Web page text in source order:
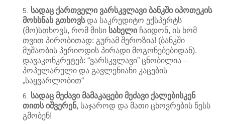
სადაც ქართველი ვარსკვლავი ბანკში იპოთეკის
მოხსნას გთხოვსდა საკრედიტო ექსპერტს
(მო)სთხოვს, რომ მისი სახელი ჩაიდონ, ის ხომ
თვით პირობითად: გურამ შეროზია! (ბანკში
მუშაობის პერიოდის პირადი მოგონებებიდან).
დავაკონკრეტებ: “ვარსკვლავი” ცნობილია –
პოპულარული და გავლენიანი კაცების
„საყვარლობით“
სადაც მეძავი მამაკაცები მეძავი ქალებისკენ
თითს იშვერენ, საჯაროდ და მათი ცხოვრების წესს
გმობენ!